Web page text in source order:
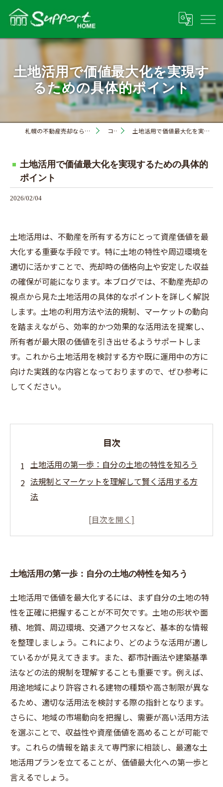
土地活用で価値最大化を実現す
るための具体的ポイント
札幌の不動産売却なら株式会社サポートホーム コラム 土地活用で価値最大化を実現するための具体的ポイント
土地活用で価値最大化を実現するための具体的
ポイント
2026/02/04
土地活用は、不動産を所有する方にとって資産価値を最
大化する重要な手段です。特に土地の特性や周辺環境を
適切に活かすことで、売却時の価格向上や安定した収益
の確保が可能になります。本ブログでは、不動産売却の
視点から見た土地活用の具体的なポイントを詳しく解説
します。土地の利用方法や法的規制、マーケットの動向
を踏まえながら、効率的かつ効果的な活用法を提案し、
所有者が最大限の価値を引き出せるようサポートしま
す。これから土地活用を検討する方や既に運用中の方に
向けた実践的な内容となっておりますので、ぜひ参考に
してください。
目次
土地活用の第一歩：自分の土地の特性を知ろう
法規制とマーケットを理解して賢く活用する方
法
どの利用方法が最適？具体的な土地活用の選択
成功事例から学ぶ！土地活用で資産価値を飛躍
的に高める秘訣
初心者でも安心！土地活用で押さえるべき基本
ポイントまとめ
不動産売却前に知っておきたい土地活用の重要
なチェックリスト
土地活用の第一歩：自分の土地の特性を知ろう
土地活用で価値を最大化するには、まず自分の土地の特
性を正確に把握することが不可欠です。土地の形状や面
積、地質、周辺環境、交通アクセスなど、基本的な情報
を整理しましょう。これにより、どのような活用が適し
ているかが見えてきます。また、都市計画法や建築基準
法などの法的規制を理解することも重要です。例えば、
用途地域により許容される建物の種類や高さ制限が異な
るため、適切な活用法を検討する際の指針となります。
さらに、地域の市場動向を把握し、需要が高い活用方法
を選ぶことで、収益性や資産価値を高めることが可能で
す。これらの情報を踏まえて専門家に相談し、最適な土
地活用プランを立てることが、価値最大化への第一歩と
言えるでしょう。